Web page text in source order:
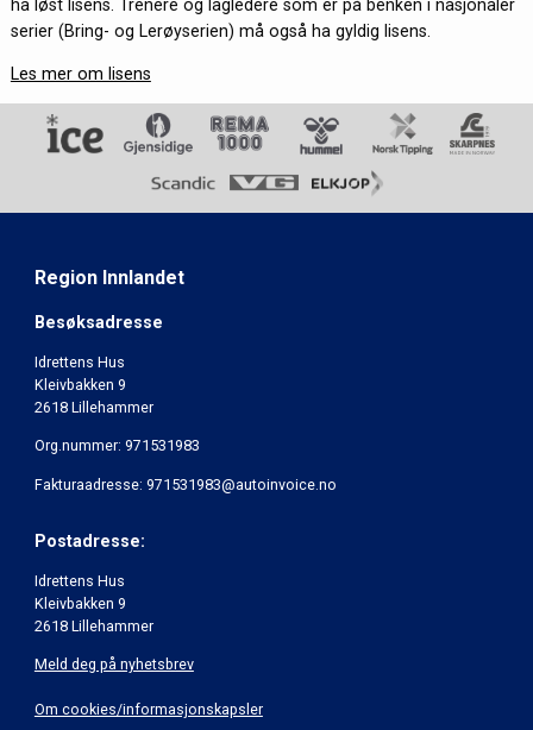
ha løst lisens. Trenere og lagledere som er på benken i nasjonaler
serier (Bring- og Lerøyserien) må også ha gyldig lisens.
Les mer om lisens
Region Innlandet
Besøksadresse
Idrettens Hus
Kleivbakken 9
2618 Lillehammer
Org.nummer: 971531983
Fakturaadresse: 971531983@autoinvoice.no
Postadresse:
Idrettens Hus
Kleivbakken 9
2618 Lillehammer
Meld deg på nyhetsbrev
Om cookies/informasjonskapsler